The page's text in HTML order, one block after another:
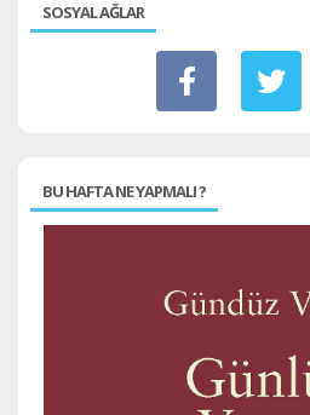
SOSYAL AĞLAR
BU HAFTA NE YAPMALI ?